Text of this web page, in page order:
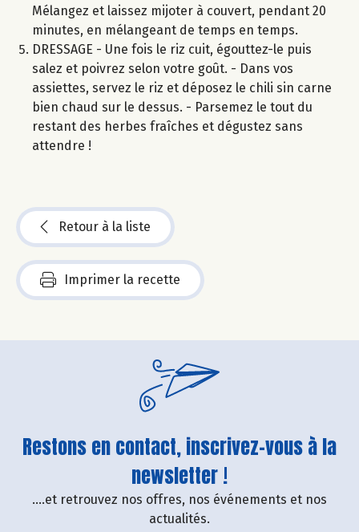
Mélangez et laissez mijoter à couvert, pendant 20
minutes, en mélangeant de temps en temps.
DRESSAGE - Une fois le riz cuit, égouttez-le puis
salez et poivrez selon votre goût. - Dans vos
assiettes, servez le riz et déposez le chili sin carne
bien chaud sur le dessus. - Parsemez le tout du
restant des herbes fraîches et dégustez sans
attendre !
Retour à la liste
Imprimer la recette
Restons en contact, inscrivez-vous à la
newsletter !
....et retrouvez nos offres, nos événements et nos
actualités.